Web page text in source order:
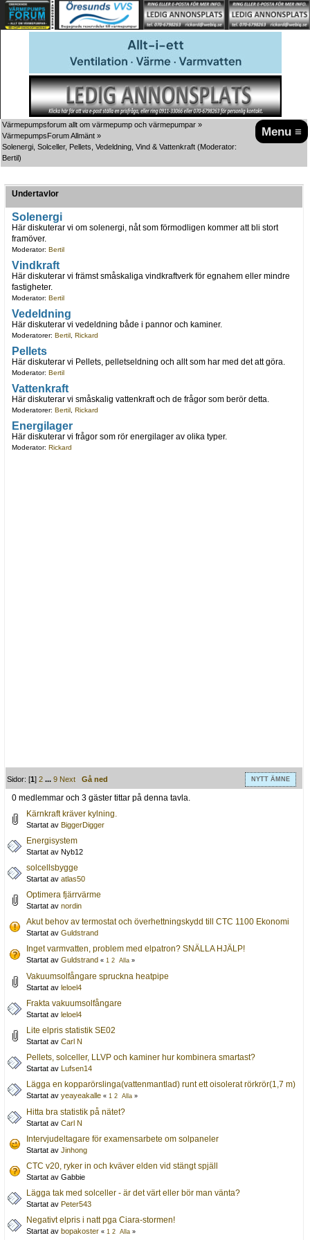
Menu ≡
Värmepumpsforum allt om värmepump och värmepumpar »
VärmepumpsForum Allmänt »
Solenergi, Solceller, Pellets, Vedeldning, Vind & Vattenkraft (Moderator:
Bertil)
Undertavlor
Solenergi
Här diskuterar vi om solenergi, nåt som förmodligen kommer att bli stort
framöver.
Moderator: Bertil
Vindkraft
Här diskuterar vi främst småskaliga vindkraftverk för egnahem eller mindre
fastigheter.
Moderator: Bertil
Vedeldning
Här diskuterar vi vedeldning både i pannor och kaminer.
Moderatorer: Bertil, Rickard
Pellets
Här diskuterar vi Pellets, pelletseldning och allt som har med det att göra.
Moderator: Bertil
Vattenkraft
Här diskuterar vi småskalig vattenkraft och de frågor som berör detta.
Moderatorer: Bertil, Rickard
Energilager
Här diskuterar vi frågor som rör energilager av olika typer.
Moderator: Rickard
Sidor: [1]2 ...9 Next Gå ned NYTT ÄMNE
0 medlemmar och 3 gäster tittar på denna tavla.
Kärnkraft kräver kylning.
Startat av BiggerDigger
Energisystem
Startat av Nyb12
solcellsbygge
Startat av atlas50
Optimera fjärrvärme
Startat av nordin
Akut behov av termostat och överhettningskydd till CTC 1100 Ekonomi
Startat av Guldstrand
Inget varmvatten, problem med elpatron? SNÄLLA HJÄLP!
Startat av Guldstrand « 1 2 Alla »
Vakuumsolfångare spruckna heatpipe
Startat av leloel4
Frakta vakuumsolfångare
Startat av leloel4
Lite elpris statistik SE02
Startat av Carl N
Pellets, solceller, LLVP och kaminer hur kombinera smartast?
Startat av Lufsen14
Lägga en kopparörslinga(vattenmantlad) runt ett oisolerat rörkrör(1,7 m)
Startat av yeayeakalle « 1 2 Alla »
Hitta bra statistik på nätet?
Startat av Carl N
Intervjudeltagare för examensarbete om solpaneler
Startat av Jinhong
CTC v20, ryker in och kväver elden vid stängt spjäll
Startat av Gabbie
Lägga tak med solceller - är det värt eller bör man vänta?
Startat av Peter543
Negativt elpris i natt pga Ciara-stormen!
Startat av bopakoster « 1 2 Alla »